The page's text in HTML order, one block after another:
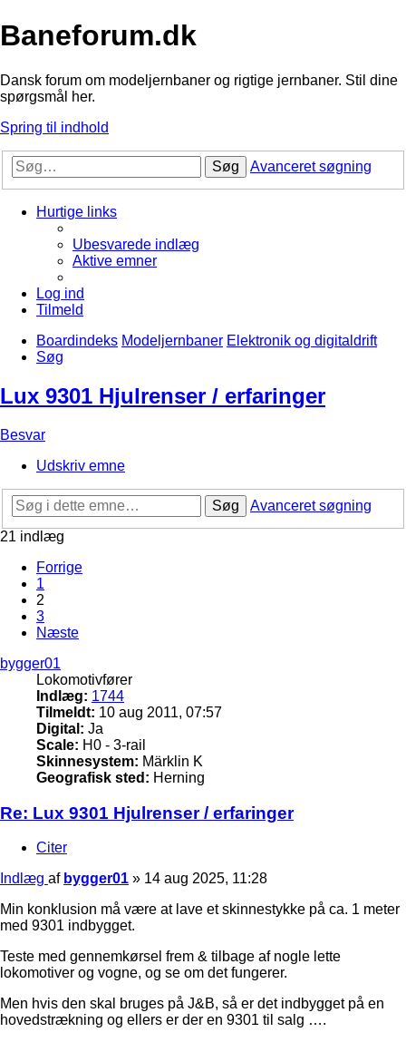
Baneforum.dk
Dansk forum om modeljernbaner og rigtige jernbaner. Stil dine
spørgsmål her.
Spring til indhold
Søg Avanceret søgning
Hurtige links
Ubesvarede indlæg
Aktive emner
Log ind
Tilmeld
Boardindeks Modeljernbaner Elektronik og digitaldrift
Søg
Lux 9301 Hjulrenser / erfaringer
Besvar
Udskriv emne
Søg
Avanceret søgning
21 indlæg
Forrige
1
2
3
Næste
bygger01
Lokomotivfører
Indlæg: 1744
Tilmeldt: 10 aug 2011, 07:57
Digital: Ja
Scale: H0 - 3-rail
Skinnesystem: Märklin K
Geografisk sted: Herning
Re: Lux 9301 Hjulrenser / erfaringer
Citer
Indlæg af bygger01 » 14 aug 2025, 11:28
Min konklusion må være at lave et skinnestykke på ca. 1 meter
med 9301 indbygget.
Teste med gennemkørsel frem & tilbage af nogle lette
lokomotiver og vogne, og se om det fungerer.
Men hvis den skal bruges på J&B, så er det indbygget på en
hovedstrækning og ellers er der en 9301 til salg ….